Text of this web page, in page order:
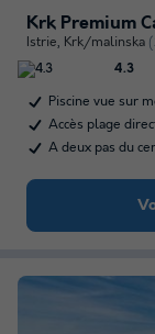
Krk Premium
Istrie, Krk/malinska
4.3
Piscine vue sur
Accès plage
A deux pas du